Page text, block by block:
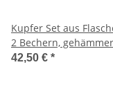
Kupfer Set aus
2 Bechern,
ml
42,50 € *